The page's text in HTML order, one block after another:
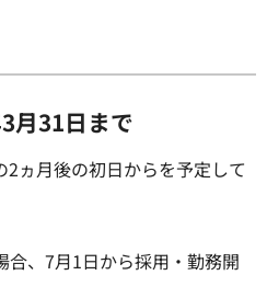
月31日まで
ヵ月後の初日からを予定して
合、7月1日から採用・勤務開